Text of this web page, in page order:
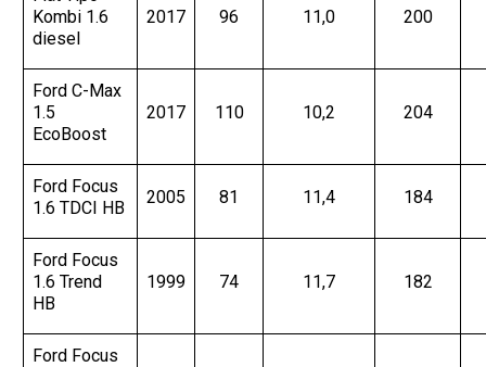
Kombi 1.6
diesel
2017 96 11,0 200
Ford C-Max
1.5
EcoBoost
2017 110 10,2 204
Ford Focus
1.6 TDCI HB
2005 81 11,4 184
Ford Focus
1.6 Trend
HB
1999 74 11,7 182
Ford Focus